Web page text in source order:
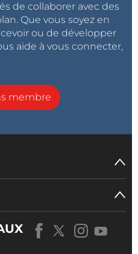
de collaborer avec des
Que vous soyez en
ou de développer
aide à vous connecter,
membre